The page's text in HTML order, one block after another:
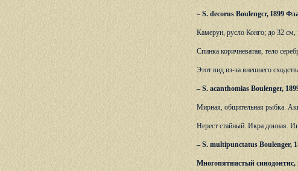
– S. decorus Boulengcr, I899
Камерун, русло Конго; до 32 см,
Спинка коричневатая, тело
Этот вид из-за внешнего
– S. acanthomias Boulenger,
Мирная, общительная рыбка.
Нерест стайный. Икра донная.
– S. multipunctatus Boulenger,
Многопятнистый